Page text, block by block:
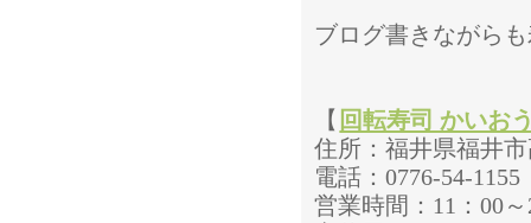
ブログ書きながら
【 回転寿司 かいお
住所：福井県福井
電話：0776-54-1155
営業時間：11：00